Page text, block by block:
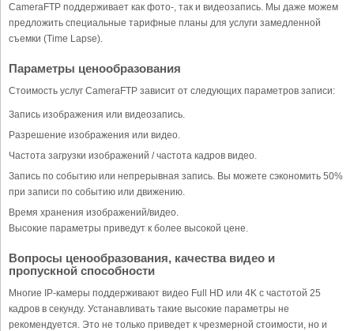
CameraFTP поддерживает как фото-, так и видеозапись. Мы даже можем
предложить специальные тарифные планы для услуги замедленной
съемки (Time Lapse).
Параметры ценообразования
Стоимость услуг CameraFTP зависит от следующих параметров записи:
Запись изображения или видеозапись.
Разрешение изображения или видео.
Частота загрузки изображений / частота кадров видео.
Запись по событию или непрерывная запись. Вы можете сэкономить 50%
при записи по событию или движению.
Время хранения изображений/видео.
Высокие параметры приведут к более высокой цене.
Вопросы ценообразования, качества видео и
пропускной способности
Многие IP-камеры поддерживают видео Full HD или 4K с частотой 25
кадров в секунду. Устанавливать такие высокие параметры не
рекомендуется. Это не только приведет к чрезмерной стоимости, но и